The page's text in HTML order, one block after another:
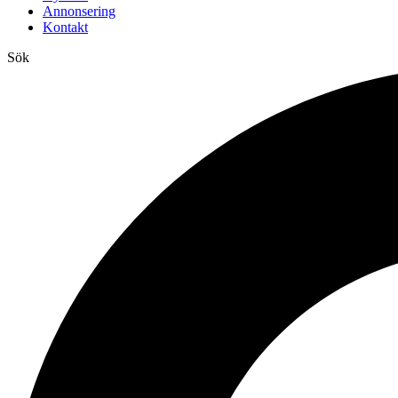
Annonsering
Kontakt
Sök